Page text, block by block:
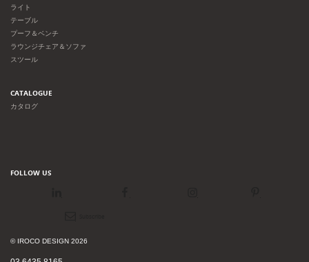
ライト
テーブル
プーフ＆ベンチ
ラウンジチェア＆ソファ
スツール
CATALOGUE
カタログ
FOLLOW US
© IROCO DESIGN 2026